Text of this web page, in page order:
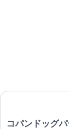
コパンドッグ